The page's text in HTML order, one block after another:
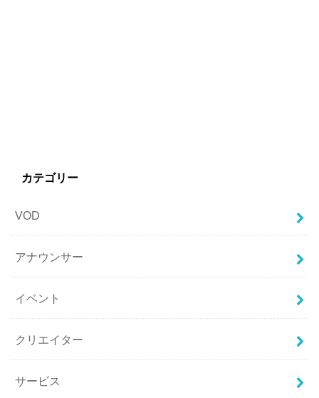
カテゴリー
VOD
アナウンサー
イベント
クリエイター
サービス